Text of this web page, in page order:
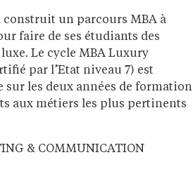
construit un parcours MBA à
faire de ses étudiants des
Le cycle MBA Luxury
par l’Etat niveau 7) est
sur les deux années de formation
aux métiers les plus pertinents
& COMMUNICATION